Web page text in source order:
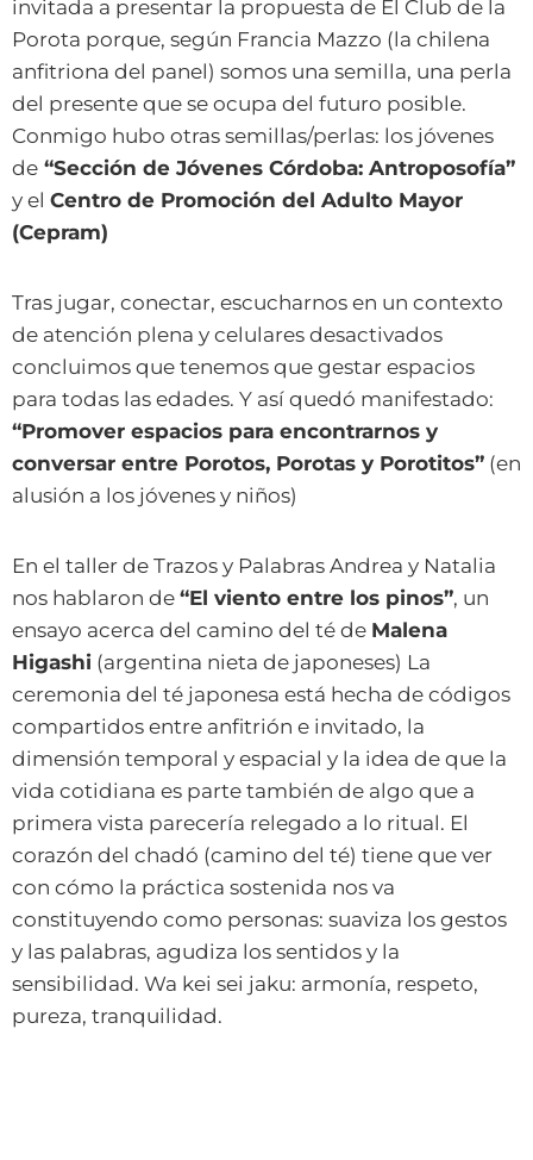
invitada a presentar la propuesta de El Club de la
Porota porque, según Francia Mazzo (la chilena
anfitriona del panel) somos una semilla, una perla
del presente que se ocupa del futuro posible.
Conmigo hubo otras semillas/perlas: los jóvenes
de “Sección de Jóvenes Córdoba: Antroposofía”
y el Centro de Promoción del Adulto Mayor
(Cepram)
Tras jugar, conectar, escucharnos en un contexto
de atención plena y celulares desactivados
concluimos que tenemos que gestar espacios
para todas las edades. Y así quedó manifestado:
“Promover espacios para encontrarnos y
conversar entre Porotos, Porotas y Porotitos” (en
alusión a los jóvenes y niños)
En el taller de Trazos y Palabras Andrea y Natalia
nos hablaron de “El viento entre los pinos”, un
ensayo acerca del camino del té de Malena
Higashi (argentina nieta de japoneses) La
ceremonia del té japonesa está hecha de códigos
compartidos entre anfitrión e invitado, la
dimensión temporal y espacial y la idea de que la
vida cotidiana es parte también de algo que a
primera vista parecería relegado a lo ritual. El
corazón del chadó (camino del té) tiene que ver
con cómo la práctica sostenida nos va
constituyendo como personas: suaviza los gestos
y las palabras, agudiza los sentidos y la
sensibilidad. Wa kei sei jaku: armonía, respeto,
pureza, tranquilidad.